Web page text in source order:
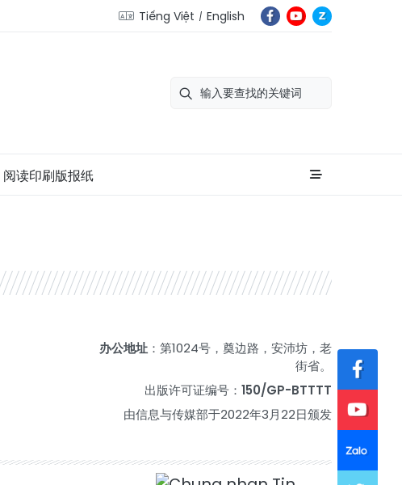
Tiếng Việt English
阅读印刷版报纸
办公地址 ：第1024号，奠边路，安沛坊，老
街省。
出版许可证编号： 150/GP-BTTTT
由信息与传媒部于2022年3月22日颁发